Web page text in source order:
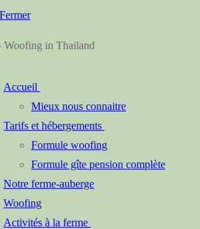
Fermer
Woofing in Thailand
Accueil
Mieux nous connaitre
Tarifs et hébergements
Formule woofing
Formule gîte pension complète
Notre ferme-auberge
Woofing
Activités à la ferme